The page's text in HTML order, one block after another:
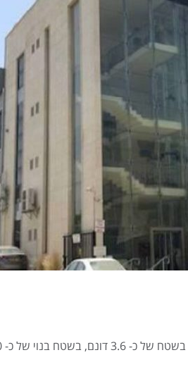
של כ- 4,600 מ”ר,